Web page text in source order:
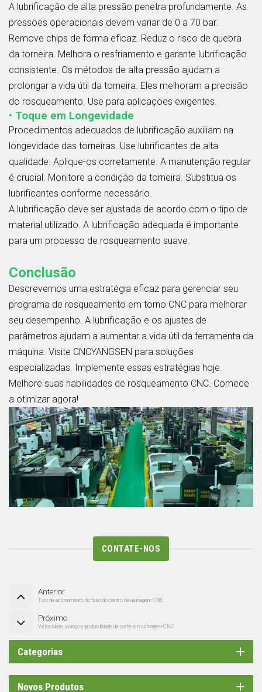
A lubrificação de alta pressão penetra profundamente. As
pressões operacionais devem variar de 0 a 70 bar.
Remove chips de forma eficaz. Reduz o risco de quebra
da torneira. Melhora o resfriamento e garante lubrificação
consistente. Os métodos de alta pressão ajudam a
prolongar a vida útil da torneira. Eles melhoram a precisão
do rosqueamento. Use para aplicações exigentes.
• Toque em Longevidade
Procedimentos adequados de lubrificação auxiliam na
longevidade das torneiras. Use lubrificantes de alta
qualidade. Aplique-os corretamente. A manutenção regular
é crucial. Monitore a condição da torneira. Substitua os
lubrificantes conforme necessário.
A lubrificação deve ser ajustada de acordo com o tipo de
material utilizado. A lubrificação adequada é importante
para um processo de rosqueamento suave.
Conclusão
Descrevemos uma estratégia eficaz para gerenciar seu
programa de rosqueamento em torno CNC para melhorar
seu desempenho. A lubrificação e os ajustes de
parâmetros ajudam a aumentar a vida útil da ferramenta da
máquina. Visite CNCYANGSEN para soluções
especializadas. Implemente essas estratégias hoje.
Melhore suas habilidades de rosqueamento CNC. Comece
a otimizar agora!
CONTATE-NOS
Anterior
Tipo de acionamento do fuso do centro de usinagem CNC
Próximo
Velocidade, avanço e profundidade de corte em usinagem CNC
Categorias
Novos Produtos